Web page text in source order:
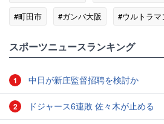
#町田市
#ガンバ大阪 #ウルトラマ
スポーツニュースランキング
1 中日が新庄監督招聘を検討か
2 ドジャース6連敗 佐々木が止める